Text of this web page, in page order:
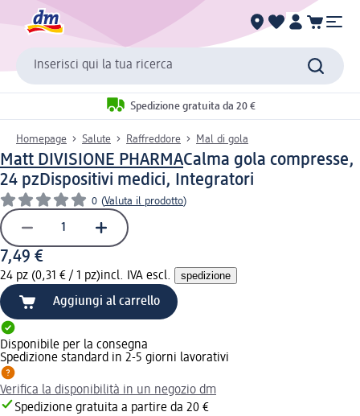
Inserisci qui la tua ricerca
Spedizione gratuita da 20 €
Homepage Salute Raffreddore Mal di gola
Matt DIVISIONE PHARMACalma gola compresse,
24 pzDispositivi medici, Integratori
0 (Valuta il prodotto)
7,49 €
24 pz (0,31 € / 1 pz)incl. IVA escl. spedizione
Aggiungi al carrello
Disponibile per la consegna
Spedizione standard in 2-5 giorni lavorativi
Verifica la disponibilità in un negozio dm
Spedizione gratuita a partire da 20 €